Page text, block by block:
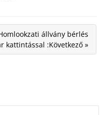
állvány bérlés
kattintással :Következő »